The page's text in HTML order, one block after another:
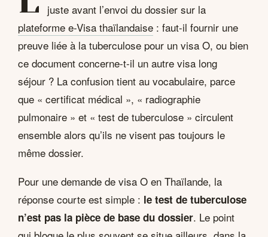
juste avant l’envoi du dossier sur la
plateforme e-Visa thaïlandaise : faut-il fournir une
preuve liée à la tuberculose pour un visa O, ou bien
ce document concerne-t-il un autre visa long
séjour ? La confusion tient au vocabulaire, parce
que « certificat médical », « radiographie
pulmonaire » et « test de tuberculose » circulent
ensemble alors qu’ils ne visent pas toujours le
même dossier.
Pour une demande de visa O en Thaïlande, la
réponse courte est simple : le test de tuberculose
n’est pas la pièce de base du dossier. Le point